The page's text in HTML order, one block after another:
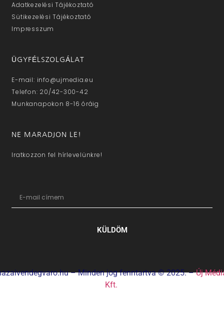
Adatkezelési Tájékoztató
Sütikezelési Tájékoztató
Impresszum
ÜGYFÉLSZOLGÁLAT
E-mail: info@ujmedia.eu
Telefon: 20/42-300-42
Munkanapokon 8-16 óráig
NE MARADJON LE!
Iratkozzon fel hírlevelünkre!
KÜLDÖM
– Minden jog fenntartva © 2025. –Új
Kft.